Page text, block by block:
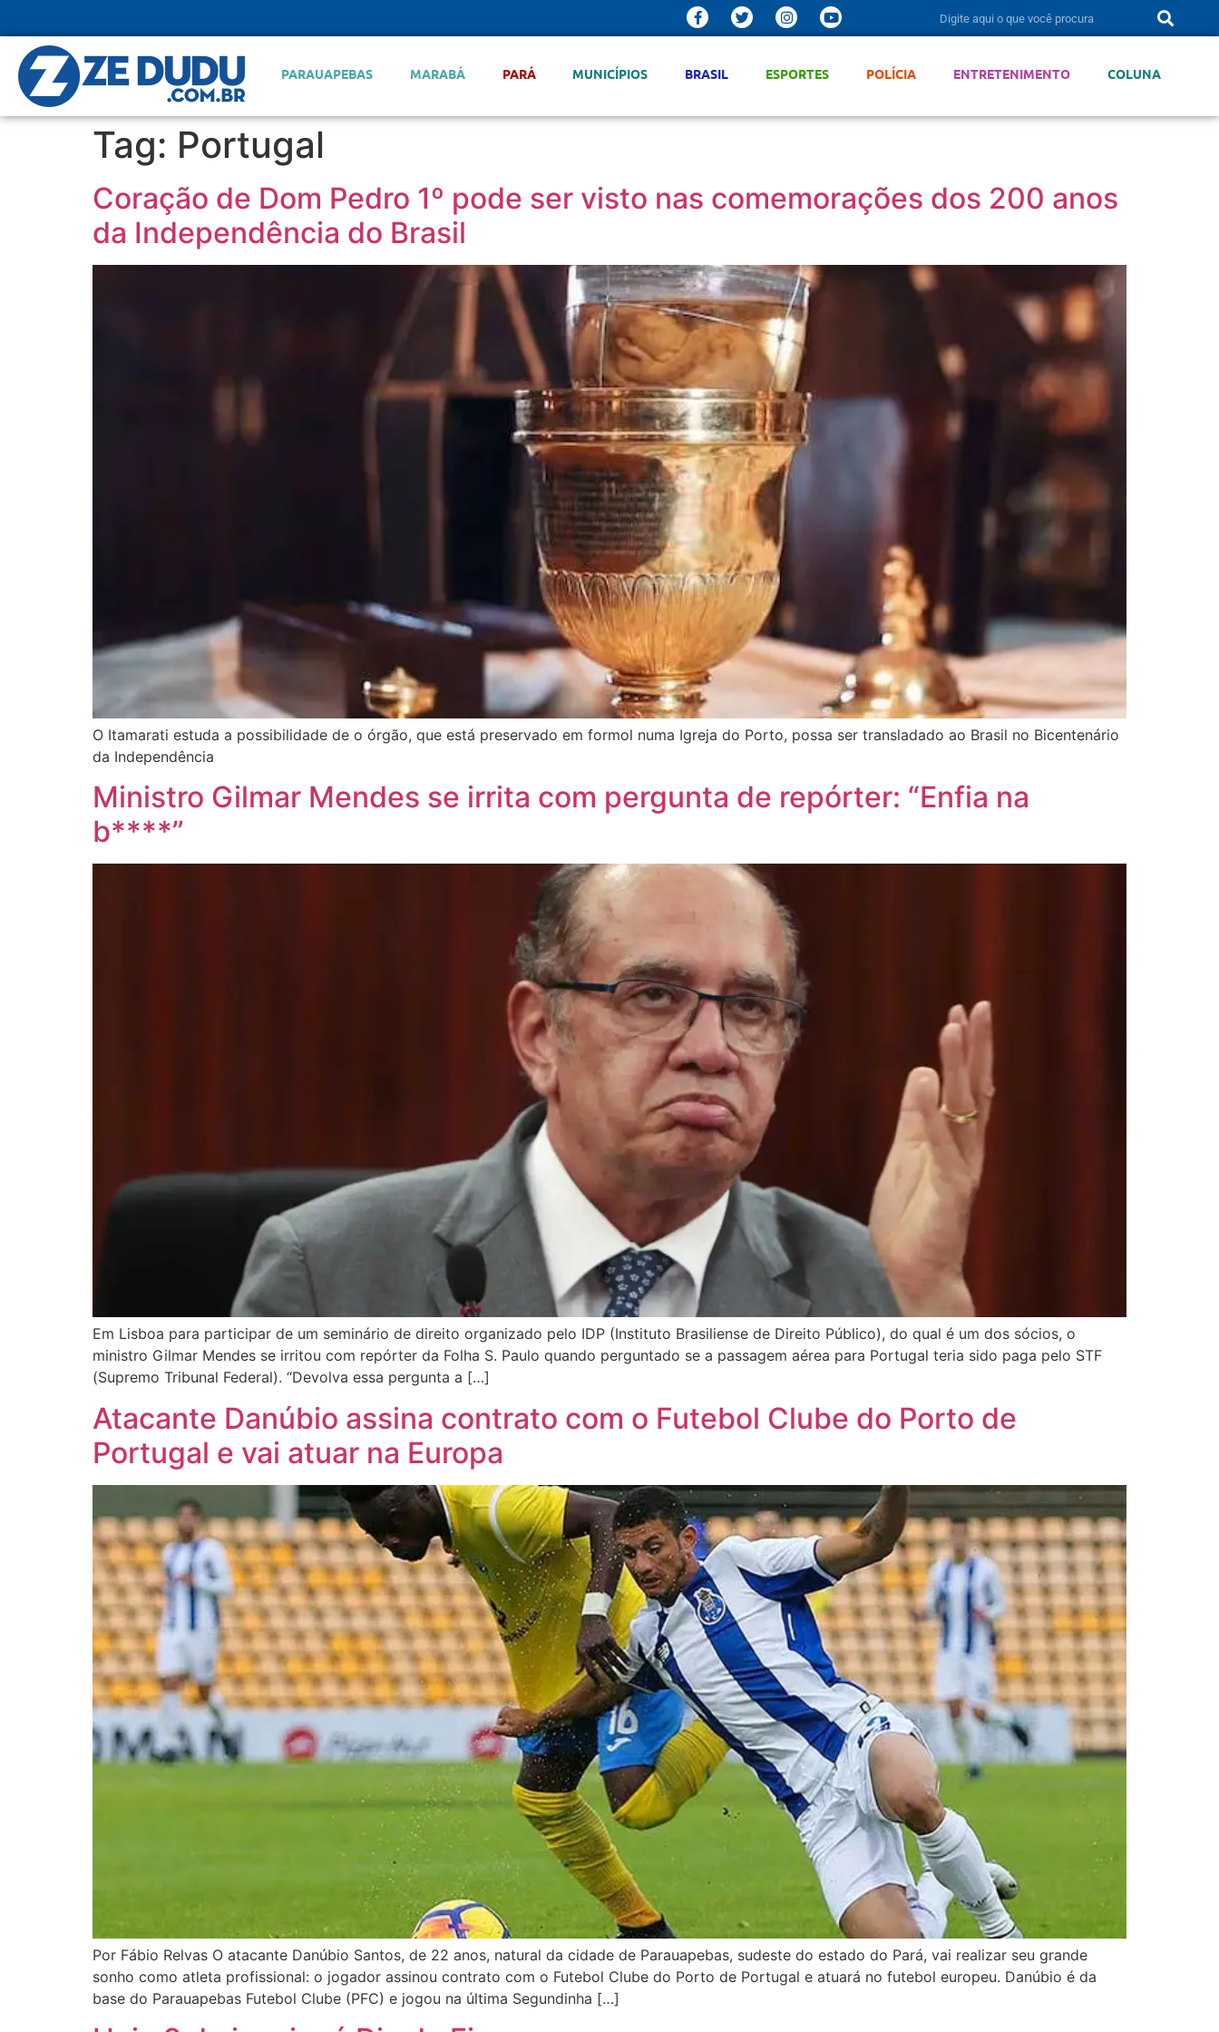
PARAUAPEBAS MARABÁ PARÁ MUNICÍPIOS BRASIL ESPORTES POLÍCIA ENTRETENIMENTO COLUNA
Tag: Portugal
Coração de Dom Pedro 1º pode ser visto nas comemorações dos 200 anos
da Independência do Brasil
O Itamarati estuda a possibilidade de o órgão, que está preservado em formol numa Igreja do Porto, possa ser transladado ao Brasil no Bicentenário
da Independência
Ministro Gilmar Mendes se irrita com pergunta de repórter: “Enfia na
b****”
Em Lisboa para participar de um seminário de direito organizado pelo IDP (Instituto Brasiliense de Direito Público), do qual é um dos sócios, o
ministro Gilmar Mendes se irritou com repórter da Folha S. Paulo quando perguntado se a passagem aérea para Portugal teria sido paga pelo STF
(Supremo Tribunal Federal). “Devolva essa pergunta a […]
Atacante Danúbio assina contrato com o Futebol Clube do Porto de
Portugal e vai atuar na Europa
Por Fábio Relvas O atacante Danúbio Santos, de 22 anos, natural da cidade de Parauapebas, sudeste do estado do Pará, vai realizar seu grande
sonho como atleta profissional: o jogador assinou contrato com o Futebol Clube do Porto de Portugal e atuará no futebol europeu. Danúbio é da
base do Parauapebas Futebol Clube (PFC) e jogou na última Segundinha […]